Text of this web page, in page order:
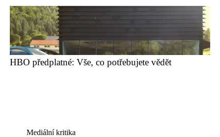
HBO předplatné: Vše, co potřebujete vědět
Mediální kritika